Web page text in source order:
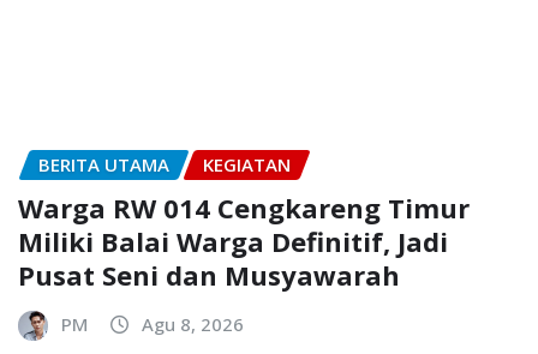
BERITA UTAMA KEGIATAN
Warga RW 014 Cengkareng Timur
Miliki Balai Warga Definitif, Jadi
Pusat Seni dan Musyawarah
PM Agu 8, 2026